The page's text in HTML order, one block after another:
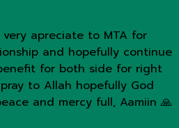
very apreciate to MTA for
and hopefully continue
for both side for right
to Allah hopefully God
and mercy full, Aamiin 🙏